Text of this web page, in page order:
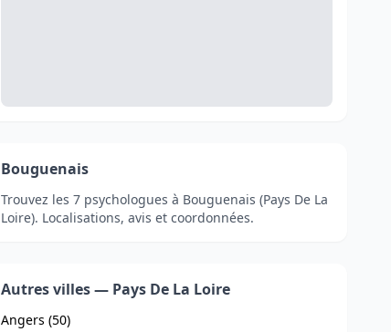
Bouguenais
Trouvez les 7 psychologues à Bouguenais (Pays De La
Loire). Localisations, avis et coordonnées.
Autres villes — Pays De La Loire
Angers (50)